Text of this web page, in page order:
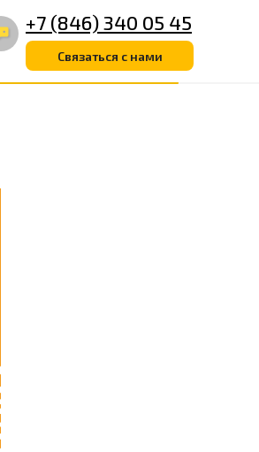
+7 (846) 340 05 45
Связаться с нами